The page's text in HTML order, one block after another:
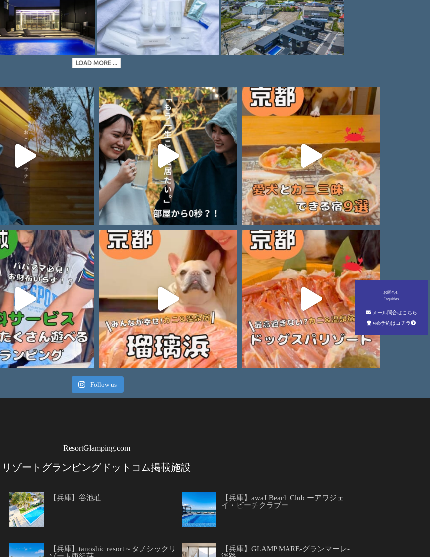
LOAD MORE ...
Follow us
ResortGlamping.com
リゾートグランピングドットコム掲載施設
【兵庫】谷池荘
【兵庫】awaJ Beach Club ーアワジェ
イ・ビーチクラブー
【兵庫】tanoshic resort～タノシックリ
【兵庫】GLAMP MARE-グランマーレ-
お問合せ
Inquiries
メール問合はこちら
web予約はコチラ